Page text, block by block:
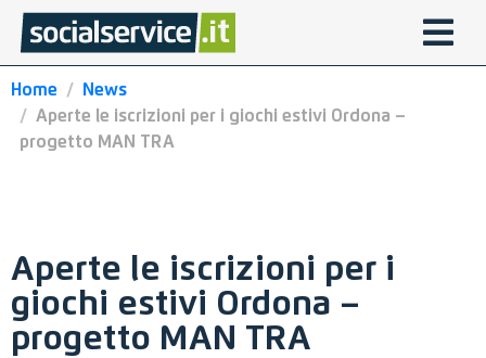
Home
News
Aperte le iscrizioni per i giochi estivi Ordona –
progetto MAN TRA
Aperte le iscrizioni per i
giochi estivi Ordona –
progetto MAN TRA